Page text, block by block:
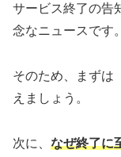
サービス終了の告
念なニュースです。
そのため、まずは
えましょう。
次に、 なぜ終了に